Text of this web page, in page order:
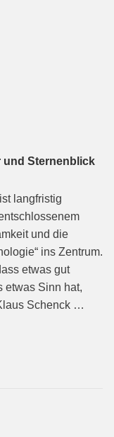
und Sternenblick
langfristig
und die
ins Zentrum.
etwas gut
etwas Sinn hat,
Schenck …